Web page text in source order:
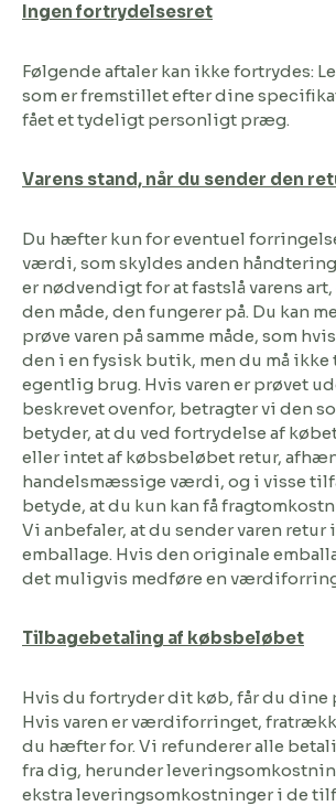
Ingen fortrydelsesret
Følgende aftaler kan ikke fortrydes:
som er fremstillet efter dine
fået et tydeligt personligt præg.
Varens stand, når du sender den
Du hæfter kun for eventuel
værdi, som skyldes anden
er nødvendigt for at fastslå varens
den måde, den fungerer på. Du kan
prøve varen på samme måde, som
den i en fysisk butik, men du må ikke
egentlig brug. Hvis varen er prøvet
beskrevet ovenfor, betragter vi den
betyder, at du ved fortrydelse af
eller intet af købsbeløbet retur,
handelsmæssige værdi, og i visse
betyde, at du kun kan få
Vi anbefaler, at du sender varen
emballage. Hvis den originale
det muligvis medføre en
Tilbagebetaling af købsbeløbet
Hvis du fortryder dit køb, får du dine
Hvis varen er værdiforringet,
du hæfter for. Vi refunderer alle
fra dig, herunder
ekstra leveringsomkostninger i de